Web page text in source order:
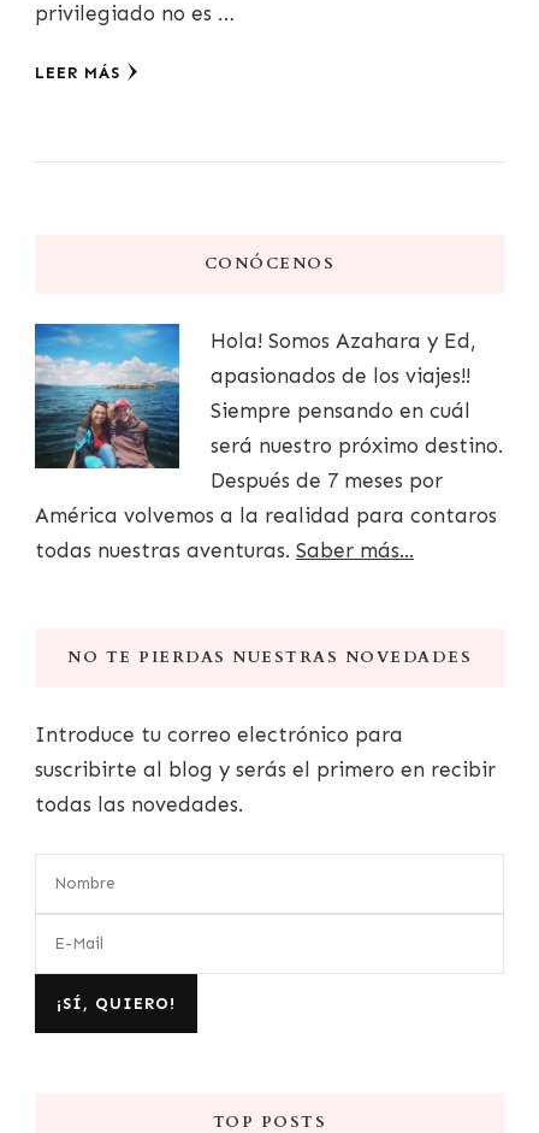
privilegiado no es …
LEER MÁS
CONÓCENOS
Hola! Somos Azahara y Ed,
apasionados de los viajes!!
Siempre pensando en cuál
será nuestro próximo destino.
Después de 7 meses por
América volvemos a la realidad para contaros
todas nuestras aventuras. Saber más...
NO TE PIERDAS NUESTRAS NOVEDADES
Introduce tu correo electrónico para
suscribirte al blog y serás el primero en recibir
todas las novedades.
TOP POSTS